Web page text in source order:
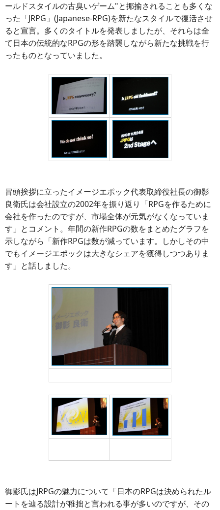
ールドスタイルの古臭いゲーム"と揶揄されることも多くな
った「JRPG」(Japanese-RPG)を新たなスタイルで復活させ
ると宣言。多くのタイトルを発表しましたが、それらは全
て日本の伝統的なRPGの形を踏襲しながら新たな挑戦を行
ったものとなっていました。
冒頭挨拶に立ったイメージエポック代表取締役社長の御影
良衛氏は会社設立の2002年を振り返り「RPGを作るために
会社を作ったのですが、市場全体が元気がなくなっていま
す」とコメント。年間の新作RPGの数をまとめたグラフを
示しながら「新作RPGは数が減っています。しかしその中
でもイメージエポックは大きなシェアを獲得しつつありま
す」と話しました。
御影氏はJRPGの魅力について「日本のRPGは決められたル
ートを辿る設計が稚拙と言われる事が多いのですが、その